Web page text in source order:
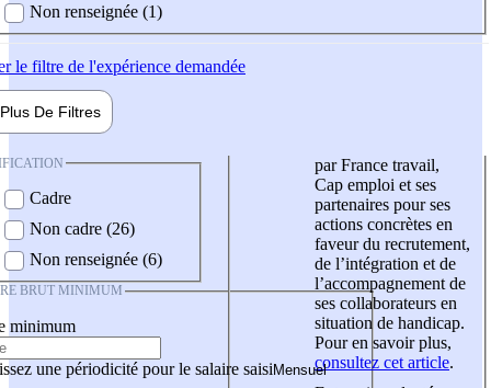
Non renseignée (1)
le filtre de l'expérience demandée
Plus De Filtres
Cadre
Non cadre (26)
Non renseignée (6)
BRUT MINIMUM
minimum
une périodicité pour le salaire saisi
par France travail,
Cap emploi et ses
partenaires pour ses
actions concrètes en
faveur du recrutement,
de l’intégration et de
l’accompagnement de
ses collaborateurs en
situation de handicap.
Pour en savoir plus,
consultez cet article.